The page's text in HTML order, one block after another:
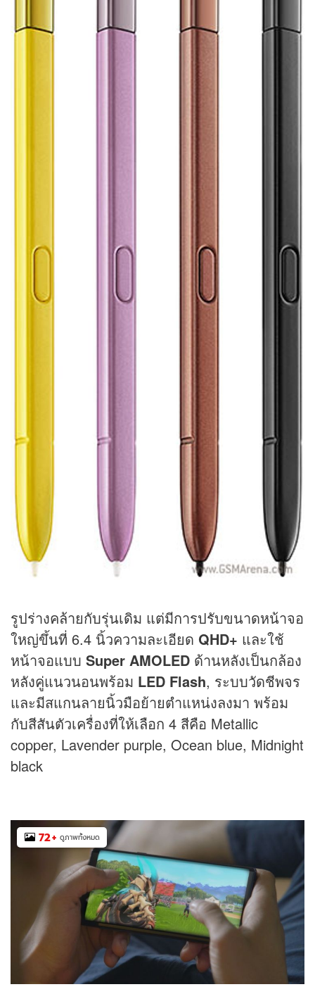
รูปร่างคล้ายกับรุ่นเดิม แต่มีการปรับขนาดหน้าจอ
ใหญ่ขึ้นที่ 6.4 นิ้วความละเอียด QHD+ และใช้
หน้าจอแบบ Super AMOLED ด้านหลังเป็นกล้อง
หลังคู่แนวนอนพร้อม LED Flash, ระบบวัดชีพจร
และมีสแกนลายนิ้วมือย้ายตำแหน่งลงมา พร้อม
กับสีสันตัวเครื่องที่ให้เลือก 4 สีคือ Metallic
copper, Lavender purple, Ocean blue, Midnight
black
72+ ดูภาพทั้งหมด